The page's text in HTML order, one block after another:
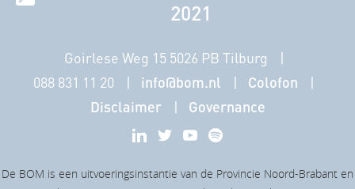
2021
Goirlese Weg 15 5026 PB Tilburg
088 831 11 20
info@bom.nl
Colofon
Disclaimer
Governance
De BOM is een uitvoeringsinstantie van de Provincie Noord-Brabant en